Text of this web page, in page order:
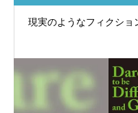
現実のようなフィクシ